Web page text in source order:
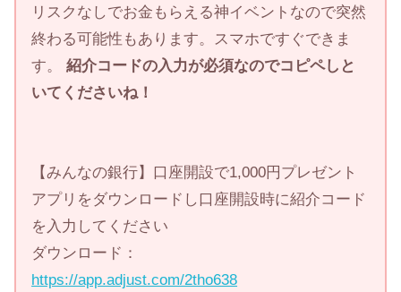
リスクなしでお金もらえる神イベントなので突然
終わる可能性もあります。スマホですぐできま
す。紹介コードの入力が必須なのでコピペしと
いてくださいね！
【みんなの銀行】口座開設で1,000円プレゼント
アプリをダウンロードし口座開設時に紹介コード
を入力してください
ダウンロード：
https://app.adjust.com/2tho638